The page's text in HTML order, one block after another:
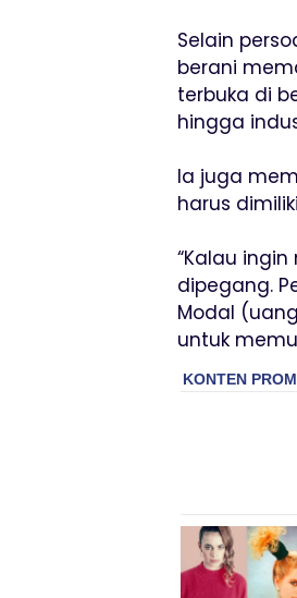
Selain
berani
terbuka di
hingga
Ia juga
harus
“Kalau
dipegang.
Modal
untuk